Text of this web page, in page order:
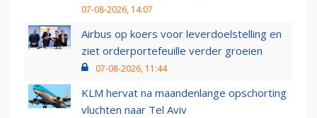
07-08-2026, 14:07
Airbus op koers voor leverdoelstelling en
ziet orderportefeuille verder groeien
07-08-2026, 11:44
KLM hervat na maandenlange opschorting
vluchten naar Tel Aviv